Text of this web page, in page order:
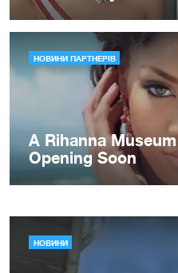
НОВИНИ